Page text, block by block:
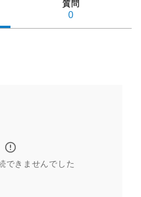
質問
0
できませんでした